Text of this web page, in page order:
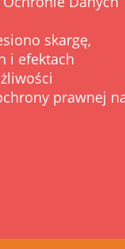
skargę,
i efektach
prawnej